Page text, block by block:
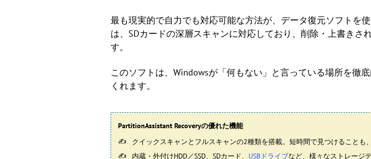
最も現実的で自力でも対応可能な方法が、データ復元ソフトを
は、SDカードの深層スキャンに対応しており、削除・上書きさ
す。
このソフトは、Windowsが「何もない」と言っている場所を徹
くれます。
PartitionAssistant Recoveryの優れた機能
クイックスキャンとフルスキャンの2種類を搭載。短時間で見つけることも
内蔵・外付けHDD／SSD、SDカード、 USBドライブなど、様々なストレージ